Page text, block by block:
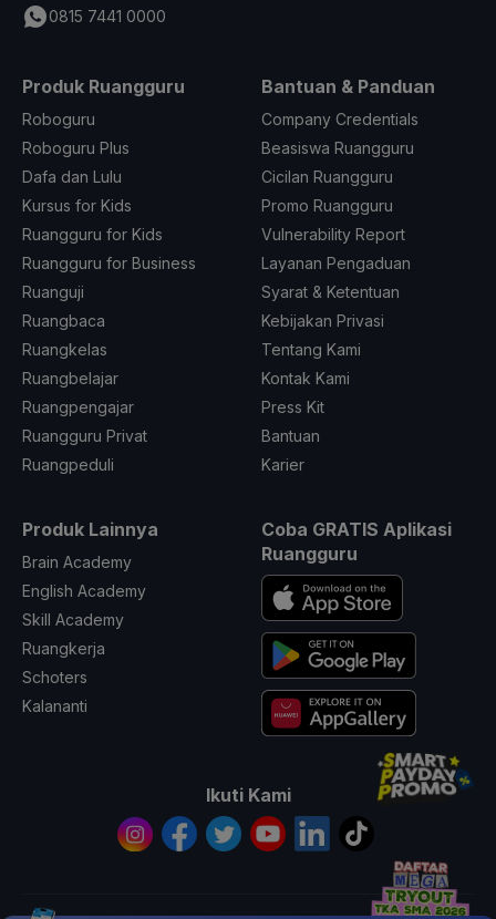
0815 7441 0000
Produk Ruangguru
Roboguru
Roboguru Plus
Dafa dan Lulu
Kursus for Kids
Ruangguru for Kids
Ruangguru for Business
Ruanguji
Ruangbaca
Ruangkelas
Ruangbelajar
Ruangpengajar
Ruangguru Privat
Ruangpeduli
Bantuan & Panduan
Company Credentials
Beasiswa Ruangguru
Cicilan Ruangguru
Promo Ruangguru
Vulnerability Report
Layanan Pengaduan
Syarat & Ketentuan
Kebijakan Privasi
Tentang Kami
Kontak Kami
Press Kit
Bantuan
Karier
Produk Lainnya
Brain Academy
English Academy
Skill Academy
Ruangkerja
Schoters
Kalananti
Coba GRATIS Aplikasi
Ruangguru
Ikuti Kami